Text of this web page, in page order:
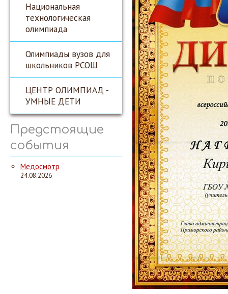
Национальная
технологическая
олимпиада
Олимпиады вузов для
школьников РСОШ
ЦЕНТР ОЛИМПИАД -
УМНЫЕ ДЕТИ
Предстоящие
события
Медосмотр
24.08.2026